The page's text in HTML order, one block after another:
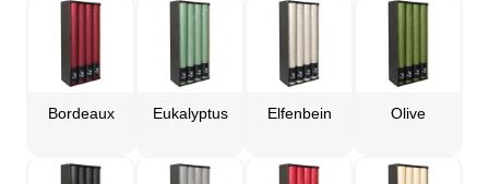
Bordeaux Eukalyptus Elfenbein Olive